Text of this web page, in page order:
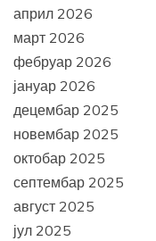
април 2026
март 2026
фебруар 2026
јануар 2026
децембар 2025
новембар 2025
октобар 2025
септембар 2025
август 2025
јул 2025